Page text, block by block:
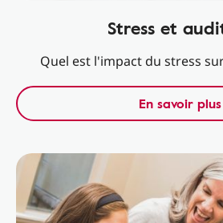
Stress et
Quel est l'impact du stress
En savoir plus